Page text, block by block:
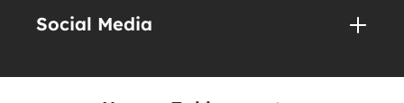
Social Media